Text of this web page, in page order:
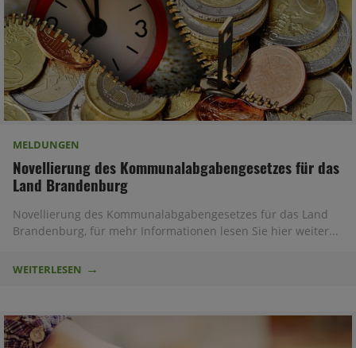
MELDUNGEN
Novellierung des Kommunalabgabengesetzes für das
Land Brandenburg
Novellierung des Kommunalabgabengesetzes für das Land
Brandenburg, für mehr Informationen lesen Sie hier weiter...
WEITERLESEN